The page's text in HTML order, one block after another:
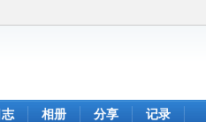
志 相册 分享 记录